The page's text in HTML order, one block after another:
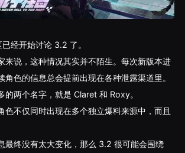
经开始讨论 3.2 了。
来说，这种情况其实并不陌生。每次新版本进
角色的信息总会提前出现在各种泄露渠道里。
的两个名字，就是 Claret 和 Roxy。
色不仅同时出现在多个独立爆料来源中，而且
最终没有太大变化，那么 3.2 很可能会围绕